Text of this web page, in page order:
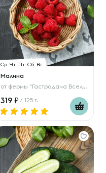
Ср Чт Пт Сб Вс
Малина
от фермы "Гастродача Вселуг"
319 / 125 г.